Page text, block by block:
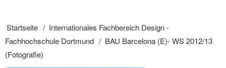
Pfadnavigation
Startseite
Internationales Fachbereich Design -
Fachhochschule Dortmund
BAU Barcelona (E)- WS 2012/13
(Fotografie)